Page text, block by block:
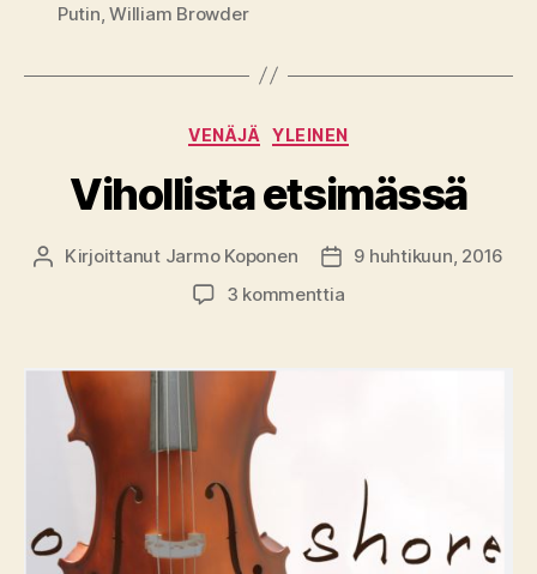
Putin,William Browder
Kategoriat
VENÄJÄ YLEINEN
Vihollista etsimässä
Kirjoittaja
Kirjoittanut Jarmo Koponen Julkaisupäivämäärä
9 huhtikuun, 2016
3 kommenttiaartikkeliin